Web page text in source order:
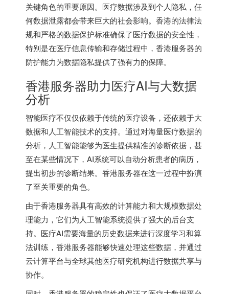
关键角色的重要原因。医疗数据涉及到个人隐私，任
何数据泄露都会带来巨大的社会影响。香港的法律法
规和严格的数据保护标准确保了医疗数据的安全性，
特别是在医疗信息传输和存储过程中，香港服务器的
防护能力为数据隐私提供了强有力的保障。
香港服务器助力医疗AI与大数据
分析
智能医疗不仅仅依赖于传统的医疗设备，还依赖于大
数据和人工智能技术的支持。通过对海量医疗数据的
分析，人工智能能够为医生提供精准的诊断依据，甚
至在某些情况下，AI系统可以自动分析患者的病历，
提出初步的诊断结果。 香港服务器在这一过程中扮演
了至关重要的角色。
由于香港服务器具有高效的计算能力和大规模数据处
理能力，它们为人工智能系统提供了强大的后台支
持。医疗AI需要海量的历史数据来进行深度学习和算
法训练，香港服务器能够快速处理这些数据，并通过
云计算平台与全球其他医疗研究机构进行数据共享与
协作。